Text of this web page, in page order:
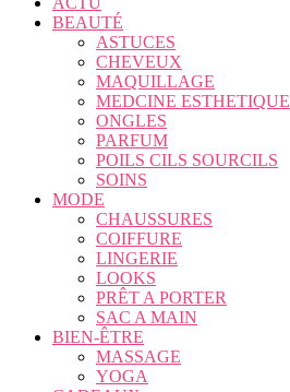
BEAUTÉ
ASTUCES
CHEVEUX
MAQUILLAGE
MEDCINE ESTHETIQUE
ONGLES
PARFUM
POILS CILS SOURCILS
SOINS
MODE
CHAUSSURES
COIFFURE
LINGERIE
LOOKS
PRÊT A PORTER
SAC A MAIN
BIEN-ÊTRE
MASSAGE
YOGA